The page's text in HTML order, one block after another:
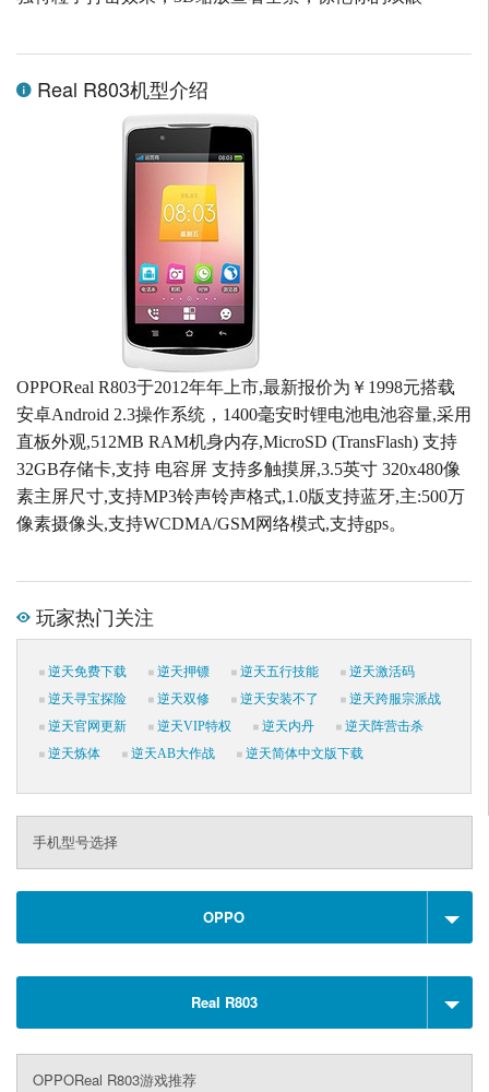
Real R803机型介绍
OPPOReal R803于2012年年上市,最新报价为￥1998元搭载
安卓Android 2.3操作系统，1400毫安时锂电池电池容量,采用
直板外观,512MB RAM机身内存,MicroSD (TransFlash) 支持
32GB存储卡,支持 电容屏 支持多触摸屏,3.5英寸 320x480像
素主屏尺寸,支持MP3铃声铃声格式,1.0版支持蓝牙,主:500万
像素摄像头,支持WCDMA/GSM网络模式,支持gps。
玩家热门关注
逆天免费下载 逆天押镖 逆天五行技能
逆天激活码
逆天寻宝探险
逆天双修 逆天安装不了
逆天跨服宗派战
逆天官网更新
逆天VIP特权 逆天内丹
逆天阵营击杀
逆天炼体
逆天AB大作战 逆天简体中文版下载
手机型号选择
OPPO
Real R803
OPPOReal R803游戏推荐